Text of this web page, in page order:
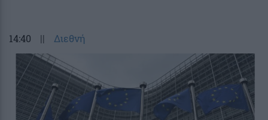
14:40 || Διεθνή